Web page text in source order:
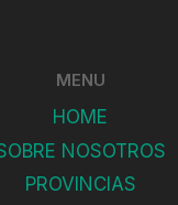
MENU
HOME
NOSOTROS
PROVINCIAS